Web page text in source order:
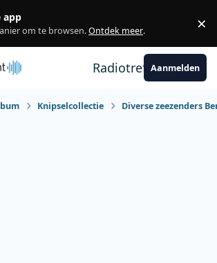
app
om te browsen.Ontdek meer. ×
RadiotrefpuntAanmelden
Knipselcollectie Diverse zeezenders